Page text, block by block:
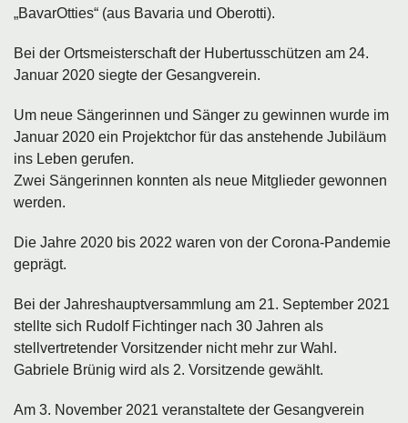
„BavarOtties“ (aus Bavaria und Oberotti).
Bei der Ortsmeisterschaft der Hubertusschützen am 24.
Januar 2020 siegte der Gesangverein.
Um neue Sängerinnen und Sänger zu gewinnen wurde im
Januar 2020 ein Projektchor für das anstehende Jubiläum
ins Leben gerufen.
Zwei Sängerinnen konnten als neue Mitglieder gewonnen
werden.
Die Jahre 2020 bis 2022 waren von der Corona-Pandemie
geprägt.
Bei der Jahreshauptversammlung am 21. September 2021
stellte sich Rudolf Fichtinger nach 30 Jahren als
stellvertretender Vorsitzender nicht mehr zur Wahl.
Gabriele Brünig wird als 2. Vorsitzende gewählt.
Am 3. November 2021 veranstaltete der Gesangverein